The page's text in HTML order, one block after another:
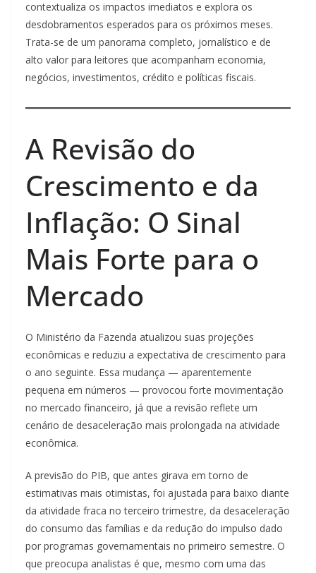
contextualiza os impactos imediatos e explora os
desdobramentos esperados para os próximos meses.
Trata-se de um panorama completo, jornalístico e de
alto valor para leitores que acompanham economia,
negócios, investimentos, crédito e políticas fiscais.
A Revisão do
Crescimento e da
Inflação: O Sinal
Mais Forte para o
Mercado
O Ministério da Fazenda atualizou suas projeções
econômicas e reduziu a expectativa de crescimento para
o ano seguinte. Essa mudança — aparentemente
pequena em números — provocou forte movimentação
no mercado financeiro, já que a revisão reflete um
cenário de desaceleração mais prolongada na atividade
econômica.
A previsão do PIB, que antes girava em torno de
estimativas mais otimistas, foi ajustada para baixo diante
da atividade fraca no terceiro trimestre, da desaceleração
do consumo das famílias e da redução do impulso dado
por programas governamentais no primeiro semestre. O
que preocupa analistas é que, mesmo com uma das